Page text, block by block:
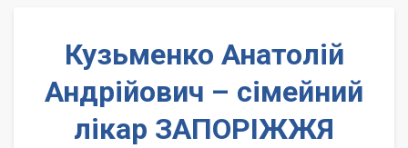
Кузьменко Анатолій
Андрійович – сімейний
лікар ЗАПОРІЖЖЯ